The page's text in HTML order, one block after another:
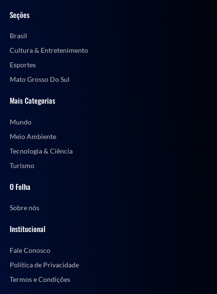
Seções
Brasil
Cultura & Entretenimento
Esportes
Mato Grosso Do Sul
Mais Categorias
Mundo
Meio Ambiente
Tecnologia & Ciência
Turismo
O Folha
Sobre nós
Institucional
Fale Conosco
Política de Privacidade
Termos e Condições